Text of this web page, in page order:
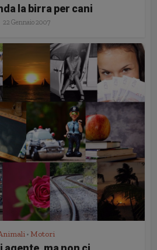
la birra per cani
22 Gennaio 2007
• Motori